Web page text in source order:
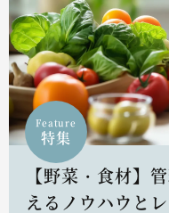
Feature
特集
【野菜・食材】
えるノウハウと